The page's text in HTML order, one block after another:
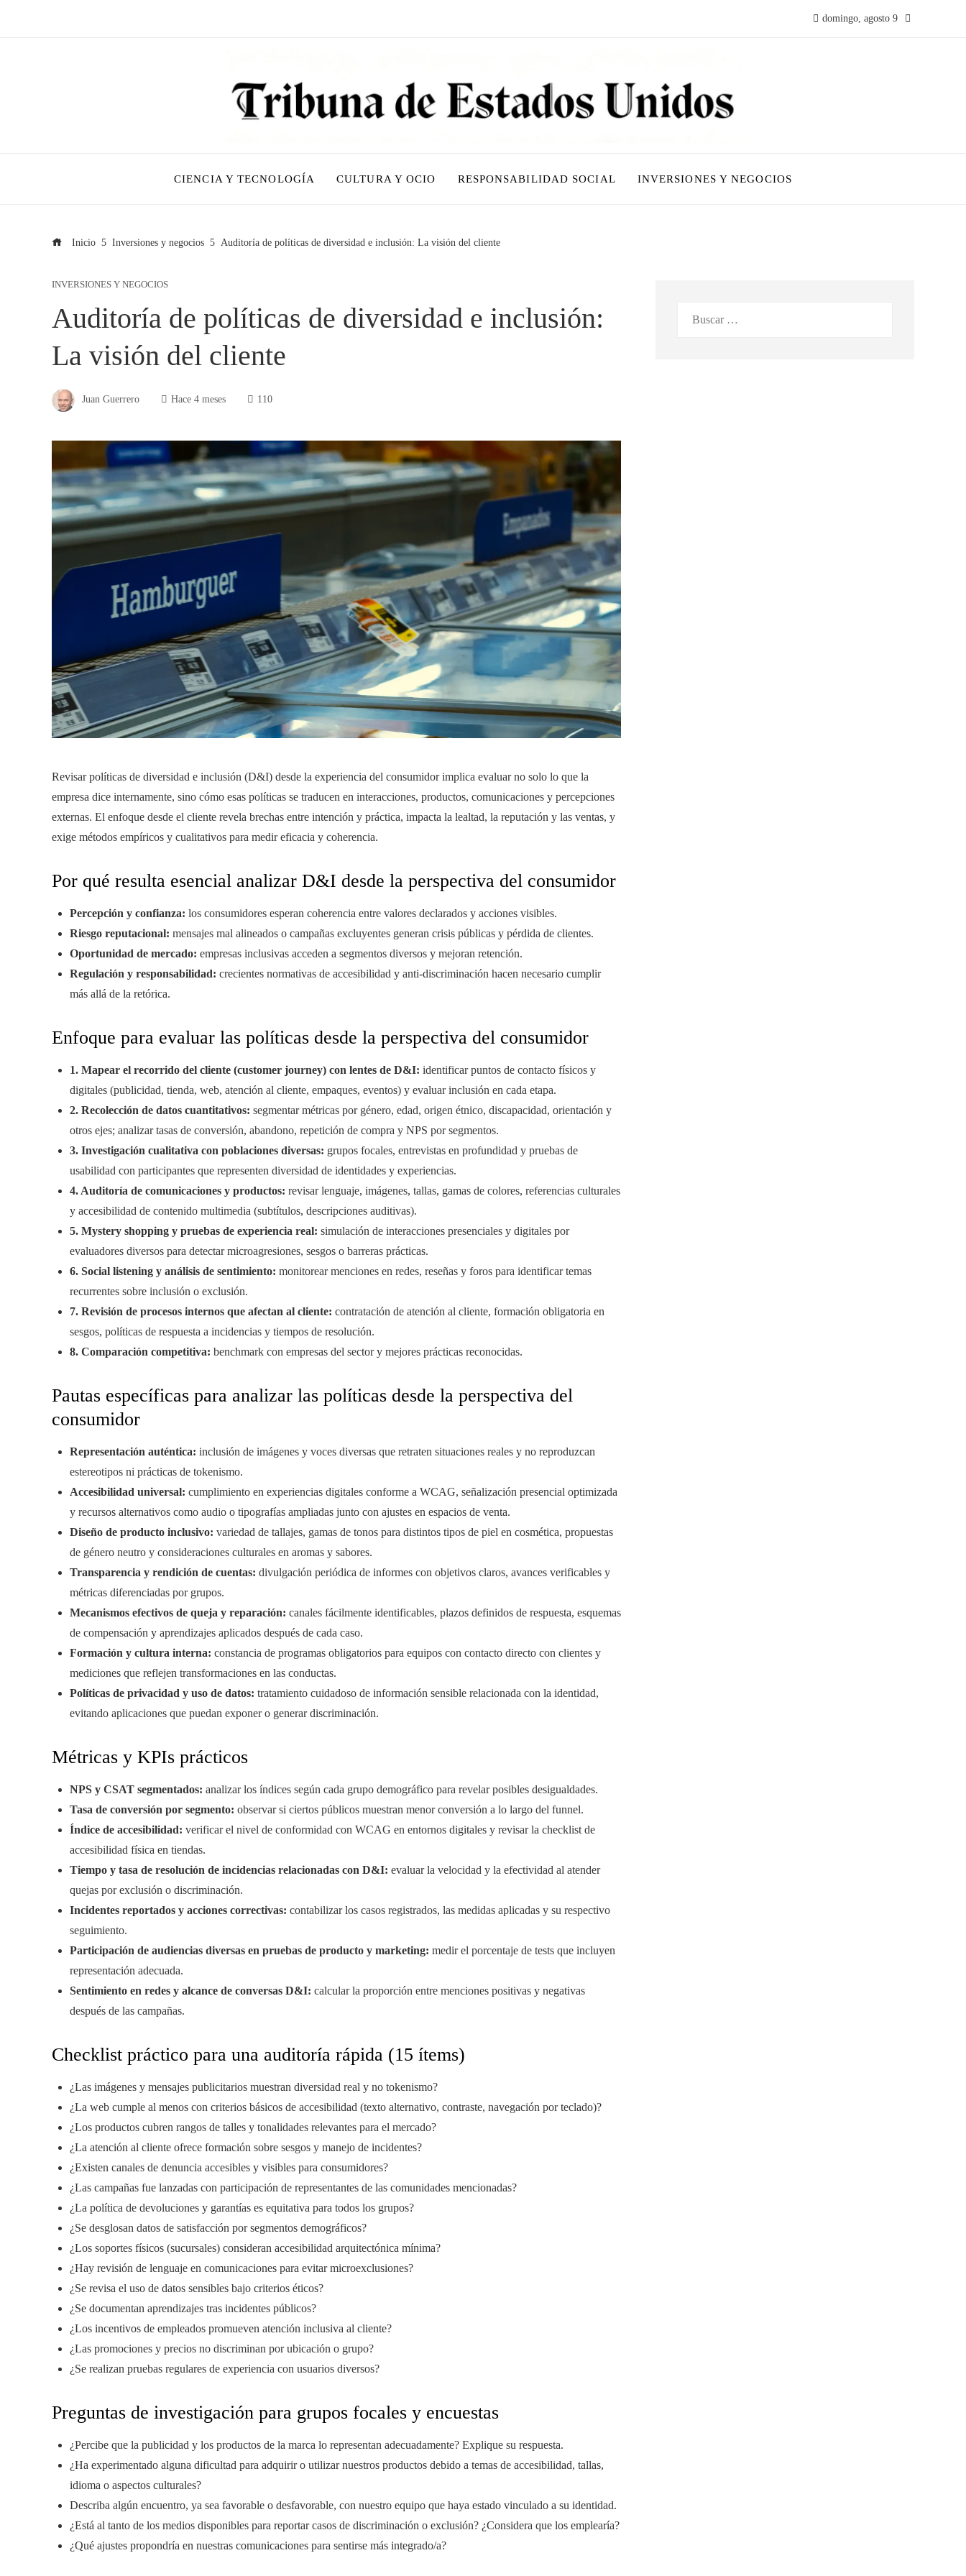
domingo, agosto 9
CIENCIA Y TECNOLOGÍA CULTURA Y OCIO RESPONSABILIDAD SOCIAL INVERSIONES Y NEGOCIOS
Inicio Inversiones y negocios Auditoría de políticas de diversidad e inclusión: La visión del cliente
INVERSIONES Y NEGOCIOS
Auditoría de políticas de diversidad e inclusión:
La visión del cliente
Juan Guerrero Hace 4 meses 110
Revisar políticas de diversidad e inclusión (D&I) desde la experiencia del consumidor implica evaluar no solo lo que la
empresa dice internamente, sino cómo esas políticas se traducen en interacciones, productos, comunicaciones y percepciones
externas. El enfoque desde el cliente revela brechas entre intención y práctica, impacta la lealtad, la reputación y las ventas, y
exige métodos empíricos y cualitativos para medir eficacia y coherencia.
Por qué resulta esencial analizar D&I desde la perspectiva del consumidor
Percepción y confianza: los consumidores esperan coherencia entre valores declarados y acciones visibles.
Riesgo reputacional: mensajes mal alineados o campañas excluyentes generan crisis públicas y pérdida de clientes.
Oportunidad de mercado: empresas inclusivas acceden a segmentos diversos y mejoran retención.
Regulación y responsabilidad: crecientes normativas de accesibilidad y anti-discriminación hacen necesario cumplir
más allá de la retórica.
Enfoque para evaluar las políticas desde la perspectiva del consumidor
1. Mapear el recorrido del cliente (customer journey) con lentes de D&I: identificar puntos de contacto físicos y
digitales (publicidad, tienda, web, atención al cliente, empaques, eventos) y evaluar inclusión en cada etapa.
2. Recolección de datos cuantitativos: segmentar métricas por género, edad, origen étnico, discapacidad, orientación y
otros ejes; analizar tasas de conversión, abandono, repetición de compra y NPS por segmentos.
3. Investigación cualitativa con poblaciones diversas: grupos focales, entrevistas en profundidad y pruebas de
usabilidad con participantes que representen diversidad de identidades y experiencias.
4. Auditoría de comunicaciones y productos: revisar lenguaje, imágenes, tallas, gamas de colores, referencias culturales
y accesibilidad de contenido multimedia (subtítulos, descripciones auditivas).
5. Mystery shopping y pruebas de experiencia real: simulación de interacciones presenciales y digitales por
evaluadores diversos para detectar microagresiones, sesgos o barreras prácticas.
6. Social listening y análisis de sentimiento: monitorear menciones en redes, reseñas y foros para identificar temas
recurrentes sobre inclusión o exclusión.
7. Revisión de procesos internos que afectan al cliente: contratación de atención al cliente, formación obligatoria en
sesgos, políticas de respuesta a incidencias y tiempos de resolución.
8. Comparación competitiva: benchmark con empresas del sector y mejores prácticas reconocidas.
Pautas específicas para analizar las políticas desde la perspectiva del
consumidor
Representación auténtica: inclusión de imágenes y voces diversas que retraten situaciones reales y no reproduzcan
estereotipos ni prácticas de tokenismo.
Accesibilidad universal: cumplimiento en experiencias digitales conforme a WCAG, señalización presencial optimizada
y recursos alternativos como audio o tipografías ampliadas junto con ajustes en espacios de venta.
Diseño de producto inclusivo: variedad de tallajes, gamas de tonos para distintos tipos de piel en cosmética, propuestas
de género neutro y consideraciones culturales en aromas y sabores.
Transparencia y rendición de cuentas: divulgación periódica de informes con objetivos claros, avances verificables y
métricas diferenciadas por grupos.
Mecanismos efectivos de queja y reparación: canales fácilmente identificables, plazos definidos de respuesta, esquemas
de compensación y aprendizajes aplicados después de cada caso.
Formación y cultura interna: constancia de programas obligatorios para equipos con contacto directo con clientes y
mediciones que reflejen transformaciones en las conductas.
Políticas de privacidad y uso de datos: tratamiento cuidadoso de información sensible relacionada con la identidad,
evitando aplicaciones que puedan exponer o generar discriminación.
Métricas y KPIs prácticos
NPS y CSAT segmentados: analizar los índices según cada grupo demográfico para revelar posibles desigualdades.
Tasa de conversión por segmento: observar si ciertos públicos muestran menor conversión a lo largo del funnel.
Índice de accesibilidad: verificar el nivel de conformidad con WCAG en entornos digitales y revisar la checklist de
accesibilidad física en tiendas.
Tiempo y tasa de resolución de incidencias relacionadas con D&I: evaluar la velocidad y la efectividad al atender
quejas por exclusión o discriminación.
Incidentes reportados y acciones correctivas: contabilizar los casos registrados, las medidas aplicadas y su respectivo
seguimiento.
Participación de audiencias diversas en pruebas de producto y marketing: medir el porcentaje de tests que incluyen
representación adecuada.
Sentimiento en redes y alcance de conversas D&I: calcular la proporción entre menciones positivas y negativas
después de las campañas.
Checklist práctico para una auditoría rápida (15 ítems)
¿Las imágenes y mensajes publicitarios muestran diversidad real y no tokenismo?
¿La web cumple al menos con criterios básicos de accesibilidad (texto alternativo, contraste, navegación por teclado)?
¿Los productos cubren rangos de talles y tonalidades relevantes para el mercado?
¿La atención al cliente ofrece formación sobre sesgos y manejo de incidentes?
¿Existen canales de denuncia accesibles y visibles para consumidores?
¿Las campañas fue lanzadas con participación de representantes de las comunidades mencionadas?
¿La política de devoluciones y garantías es equitativa para todos los grupos?
¿Se desglosan datos de satisfacción por segmentos demográficos?
¿Los soportes físicos (sucursales) consideran accesibilidad arquitectónica mínima?
¿Hay revisión de lenguaje en comunicaciones para evitar microexclusiones?
¿Se revisa el uso de datos sensibles bajo criterios éticos?
¿Se documentan aprendizajes tras incidentes públicos?
¿Los incentivos de empleados promueven atención inclusiva al cliente?
¿Las promociones y precios no discriminan por ubicación o grupo?
¿Se realizan pruebas regulares de experiencia con usuarios diversos?
Preguntas de investigación para grupos focales y encuestas
¿Percibe que la publicidad y los productos de la marca lo representan adecuadamente? Explique su respuesta.
¿Ha experimentado alguna dificultad para adquirir o utilizar nuestros productos debido a temas de accesibilidad, tallas,
idioma o aspectos culturales?
Describa algún encuentro, ya sea favorable o desfavorable, con nuestro equipo que haya estado vinculado a su identidad.
¿Está al tanto de los medios disponibles para reportar casos de discriminación o exclusión? ¿Considera que los emplearía?
¿Qué ajustes propondría en nuestras comunicaciones para sentirse más integrado/a?